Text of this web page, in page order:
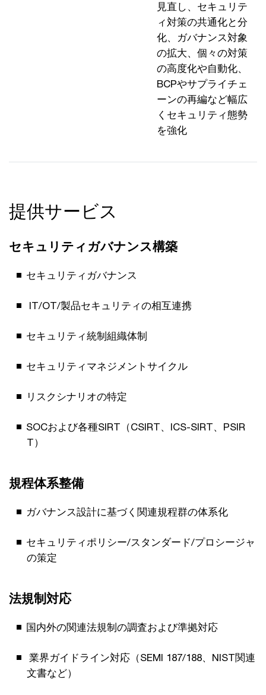
見直し、セキュリテ
ィ対策の共通化と分
化、ガバナンス対象
の拡大、個々の対策
の高度化や自動化、
BCPやサプライチェ
ーンの再編など幅広
くセキュリティ態勢
を強化
提供サービス
セキュリティガバナンス構築
セキュリティガバナンス
IT/OT/製品セキュリティの相互連携
セキュリティ統制組織体制
セキュリティマネジメントサイクル
リスクシナリオの特定
SOCおよび各種SIRT（CSIRT、ICS-SIRT、PSIR
T）
規程体系整備
ガバナンス設計に基づく関連規程群の体系化
セキュリティポリシー/スタンダード/プロシージャ
の策定
法規制対応
国内外の関連法規制の調査および準拠対応
業界ガイドライン対応（SEMI 187/188、NIST関連
文書など）